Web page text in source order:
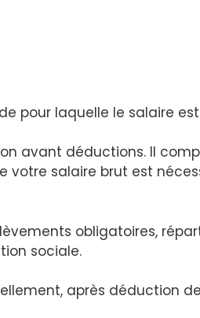
pour laquelle le salaire
avant déductions. Il
votre salaire brut est
obligatoires,
sociale.
après déduction